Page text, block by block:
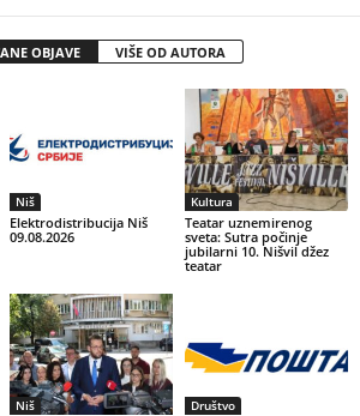
OBJAVE VIŠE OD AUTORA
Niš
Elektrodistribucija Niš
09.08.2026
Kultura
Teatar uznemirenog
sveta: Sutra počinje
jubilarni 10. Nišvil džez
teatar
Niš Društvo